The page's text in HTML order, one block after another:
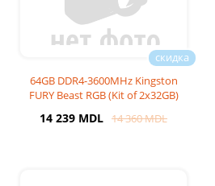
64GB DDR4-3600MHz Kingston
FURY Beast RGB (Kit of 2x32GB)
14 239 MDL 14 360 MDL